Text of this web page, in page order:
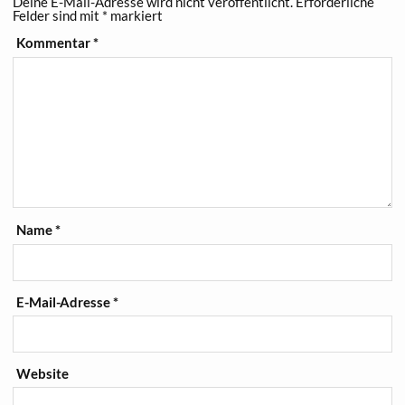
Felder sind mit * markiert
Kommentar*
Name*
E-Mail-Adresse*
Website